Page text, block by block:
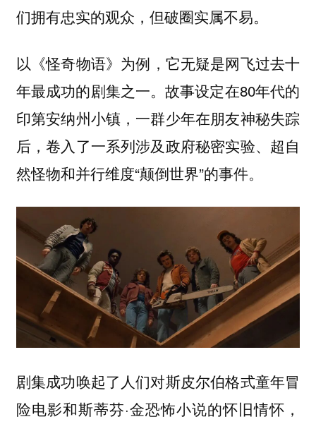
们拥有忠实的观众，但破圈实属不易。
以 《怪奇物语》 为例，它无疑是网飞过去十
年最成功的剧集之一。故事设定在80年代的
印第安纳州小镇，一群少年在朋友神秘失踪
后，卷入了一系列涉及政府秘密实验、超自
然怪物和并行维度“颠倒世界”的事件。
剧集成功唤起了人们对斯皮尔伯格式童年冒
险电影和斯蒂芬·金恐怖小说的怀旧情怀，